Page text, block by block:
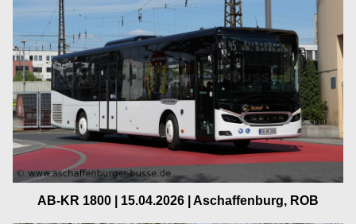
AB-KR 1800 | 15.04.2026 | Aschaffenburg, ROB